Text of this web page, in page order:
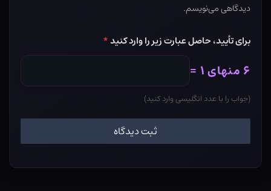
دیدگاهی می‌نویسم.
برای تأیید، حاصل عبارت زیر را وارد کنید*
۶ منهای ۱ =
(جواب را با عدد انگلیسی وارد کنید)